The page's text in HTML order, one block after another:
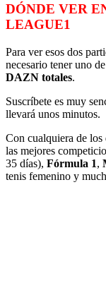
DÓNDE VER
LEAGUE1
Para ver esos dos
necesario tener uno
DAZN totales.
Suscríbete es muy
llevará unos minutos.
Con cualquiera de los
las mejores
35 días), Fórmula 1,
tenis femenino y